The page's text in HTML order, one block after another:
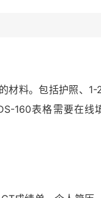
材料。包括护照、
160表格需要在